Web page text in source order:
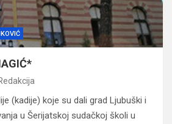
(kadije) koje su dali grad Ljubuški i
u Šerijatskoj sudačkoj školi u